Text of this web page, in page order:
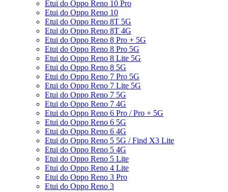
Etui do Oppo Reno 10 Pro
Etui do Oppo Reno 10
Etui do Oppo Reno 8T 5G
Etui do Oppo Reno 8T 4G
Etui do Oppo Reno 8 Pro + 5G
Etui do Oppo Reno 8 Pro 5G
Etui do Oppo Reno 8 Lite 5G
Etui do Oppo Reno 8 5G
Etui do Oppo Reno 7 Pro 5G
Etui do Oppo Reno 7 Lite 5G
Etui do Oppo Reno 7 5G
Etui do Oppo Reno 7 4G
Etui do Oppo Reno 6 Pro / Pro + 5G
Etui do Oppo Reno 6 5G
Etui do Oppo Reno 6 4G
Etui do Oppo Reno 5 5G / Find X3 Lite
Etui do Oppo Reno 5 4G
Etui do Oppo Reno 5 Lite
Etui do Oppo Reno 4 Lite
Etui do Oppo Reno 3 Pro
Etui do Oppo Reno 3